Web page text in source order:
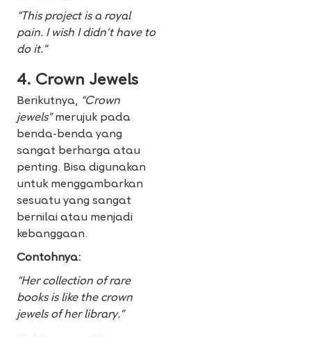
“This project is a royal
pain. I wish I didn’t have to
do it.”
4. Crown Jewels
Berikutnya, “Crown
jewels”merujuk pada
benda-benda yang
sangat berharga atau
penting. Bisa digunakan
untuk menggambarkan
sesuatu yang sangat
bernilai atau menjadi
kebanggaan.
Contohnya:
“Her collection of rare
books is like the crown
jewels of her library.”